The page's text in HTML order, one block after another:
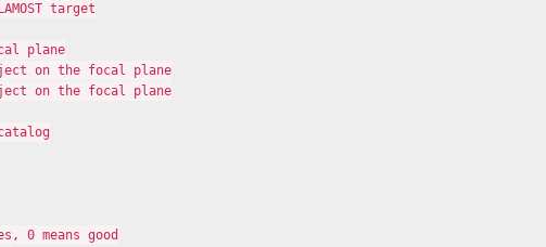
target
plane
on the focal plane
on the focal plane
0 means good